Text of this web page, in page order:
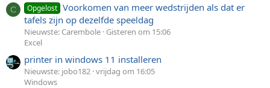
C Opgelost Voorkomen van meer wedstrijden als dat er
tafels zijn op dezelfde speeldag
Nieuwste: Carembole Gisteren om 15:06
Excel
printer in windows 11 installeren
Nieuwste: jobo182 vrijdag om 16:05
Windows